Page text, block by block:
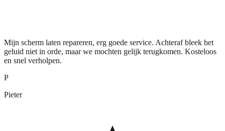
Mijn scherm laten repareren, erg goede service. Achteraf bleek het
geluid niet in orde, maar we mochten gelijk terugkomen. Kosteloos
en snel verholpen.
P
Pieter